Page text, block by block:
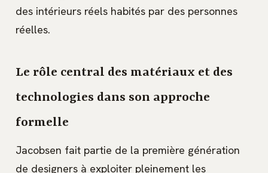
des intérieurs réels habités par des personnes
réelles.
Le rôle central des matériaux et des
technologies dans son approche
formelle
Jacobsen fait partie de la première génération
de designers à exploiter pleinement les